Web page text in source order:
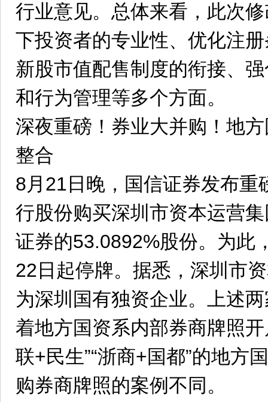
行业意见。总体来看，此次
下投资者的专业性、优化注
新股市值配售制度的衔接、
和行为管理等多个方面。
深夜重磅！券业大并购！地
整合
8月21日晚，国信证券发布重
行股份购买深圳市资本运营
证券的53.0892%股份。为此
22日起停牌。据悉，深圳市
为深圳国有独资企业。上述
着地方国资系内部券商牌照
联+民生”“浙商+国都”的地方
购券商牌照的案例不同。